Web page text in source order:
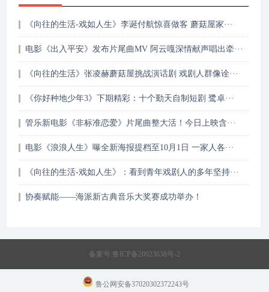
《向往的生活-戏如人生》李诞付航惊喜做客 蘑菇屋家···
电影《出入平安》发布片尾曲MV 阿云嘎深情献声唱出牵···
《向往的生活》张凌赫蘑菇屋挑战演话剧 戏剧人群像诠···
《你好种地少年3》下期精彩：十个勤天自制短剧 鹭卓···
管乐新电影《非标准恋爱》片尾曲整大活！今日上映含···
电影《浪浪人生》曝全新海报提档至10月1日 一家人各···
《向往的生活-戏如人生》：看到青年戏剧人的多年坚持···
协奏赋能——海派新古典音乐大奖赛成功举办！
备案号:鲁ICP备20023638号-2
鲁公网安备37020302372243号